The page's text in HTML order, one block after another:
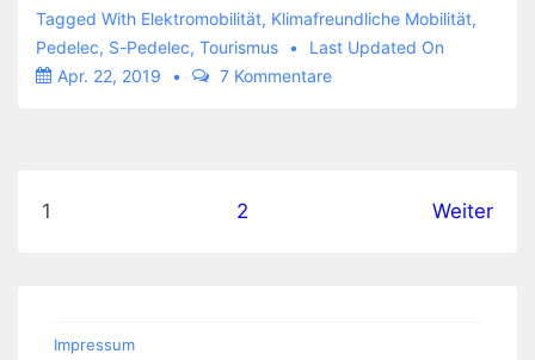
so
lange
ich
Motor
Tagged With Elektromobilität, Klimafreundliche Mobilität,
Pedelec, S-Pedelec, Tourismus
Last Updated On
Apr. 22, 2019
7 Kommentare
Seitennummerierung
1 2 Weiter
Impressum